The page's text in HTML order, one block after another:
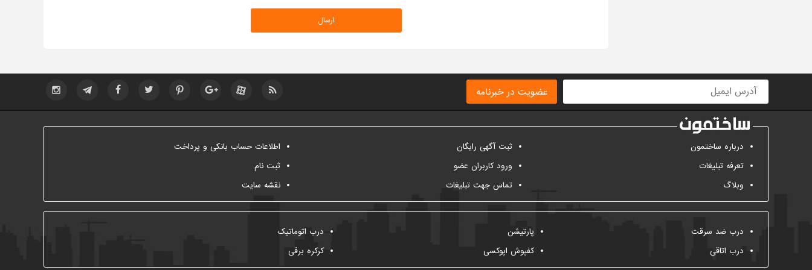
عضویت در خبرنامه
درباره ساختمون
تعرفه تبلیغات
وبلاگ
ثبت آگهی رایگان
ورود کاربران عضو
تماس جهت تبلیغات
اطلاعات حساب بانکی و پرداخت
ثبت نام
نقشه سایت
درب ضد سرقت
درب اتاقی
پارتیشن
کفپوش اپوکسی
درب اتوماتیک
کرکره برقی